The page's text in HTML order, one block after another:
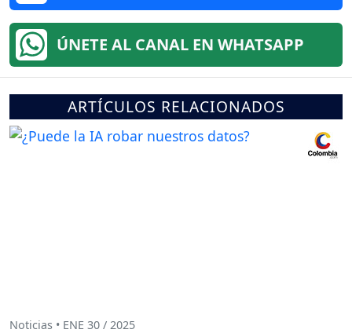
ÚNETE AL CANAL EN WHATSAPP
ARTÍCULOS RELACIONADOS
Noticias • ENE 30 / 2025